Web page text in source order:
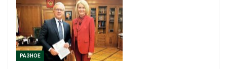
РАЗНОЕ